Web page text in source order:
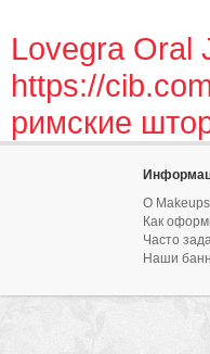
Lovegra Oral
https://
римские
О
Как
Часто
Наши